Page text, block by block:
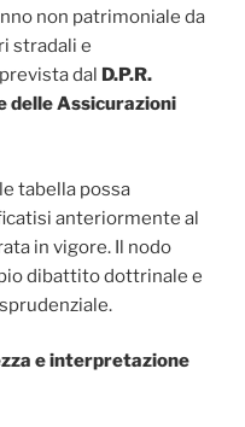
non patrimoniale da
stradali e
dal D.P.R.
delle Assicurazioni
tabella possa
anteriormente al
in vigore. Il nodo
dibattito dottrinale e
e interpretazione